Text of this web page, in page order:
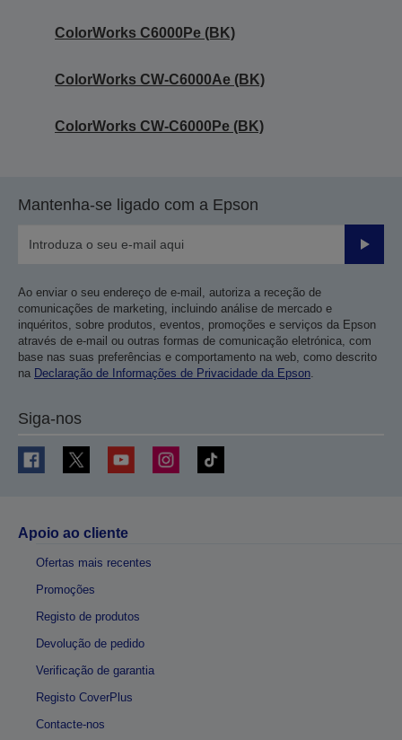
ColorWorks C6000Pe (BK)
ColorWorks CW-C6000Ae (BK)
ColorWorks CW-C6000Pe (BK)
Mantenha-se ligado com a Epson
Enviar
Ao enviar o seu endereço de e-mail, autoriza a receção de
comunicações de marketing, incluindo análise de mercado e
inquéritos, sobre produtos, eventos, promoções e serviços da Epson
através de e-mail ou outras formas de comunicação eletrónica, com
base nas suas preferências e comportamento na web, como descrito
na Declaração de Informações de Privacidade da Epson.
Siga-nos
Apoio ao cliente
Ofertas mais recentes
Promoções
Registo de produtos
Devolução de pedido
Verificação de garantia
Registo CoverPlus
Contacte-nos